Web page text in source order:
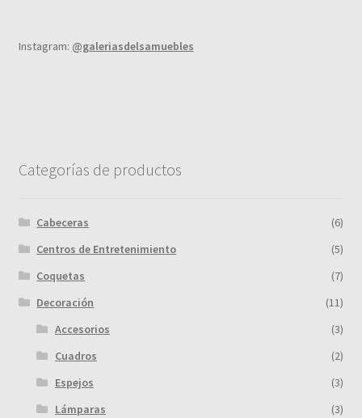
Instagram: @galeriasdelsamuebles
Categorías de productos
Cabeceras
(6)
Centros de Entretenimiento
(5)
Coquetas
(7)
Decoración
(11)
Accesorios
(3)
Cuadros
(2)
Espejos
(3)
Lámparas
(3)